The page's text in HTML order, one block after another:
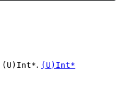
(U)Int*. (U)Int*